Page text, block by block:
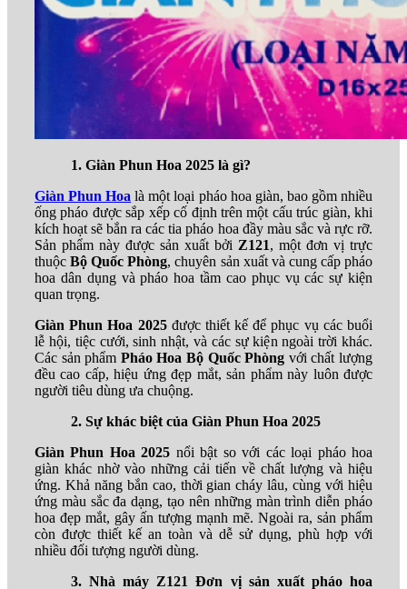
1. Giàn Phun Hoa 2025 là gì?
Giàn Phun Hoa là một loại pháo hoa giàn, bao gồm nhiều
ống pháo được sắp xếp cố định trên một cấu trúc giàn, khi
kích hoạt sẽ bắn ra các tia pháo hoa đầy màu sắc và rực rỡ.
Sản phẩm này được sản xuất bởi Z121, một đơn vị trực
thuộcBộ Quốc Phòng, chuyên sản xuất và cung cấp pháo
hoa dân dụng và pháo hoa tầm cao phục vụ các sự kiện
quan trọng.
Giàn Phun Hoa 2025được thiết kế để phục vụ các buổi
lễ hội, tiệc cưới, sinh nhật, và các sự kiện ngoài trời khác.
Các sản phẩm Pháo Hoa Bộ Quốc Phòng với chất lượng
đều cao cấp, hiệu ứng đẹp mắt, sản phẩm này luôn được
người tiêu dùng ưa chuộng.
2. Sự khác biệt của Giàn Phun Hoa 2025
Giàn Phun Hoa 2025 nổi bật so với các loại pháo hoa
giàn khác nhờ vào những cải tiến về chất lượng và hiệu
ứng. Khả năng bắn cao, thời gian cháy lâu, cùng với hiệu
ứng màu sắc đa dạng, tạo nên những màn trình diễn pháo
hoa đẹp mắt, gây ấn tượng mạnh mẽ. Ngoài ra, sản phẩm
còn được thiết kế an toàn và dễ sử dụng, phù hợp với
nhiều đối tượng người dùng.
3. Nhà máy Z121 Đơn vị sản xuất pháo hoa